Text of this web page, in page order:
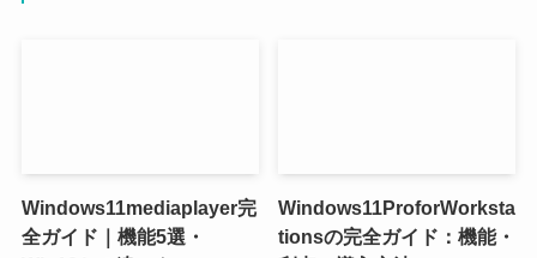
Windows11mediaplayer完
全ガイド｜機能5選・
Windows11ProforWorksta
tionsの完全ガイド：機能・